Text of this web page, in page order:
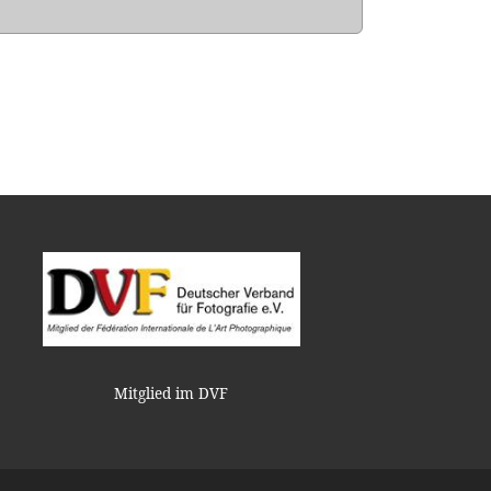
Mitglied im DVF